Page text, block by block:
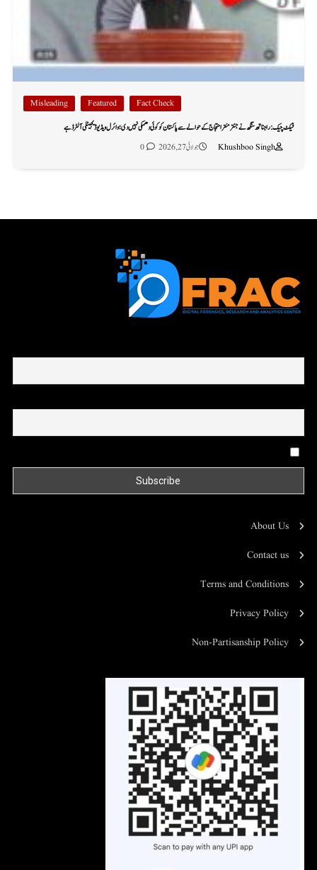
Fact Check
Featured
Misleading
فیکٹ چیک: راجناتھ سنگھ نے جنتر منتر احتجاج کے حوالے سے پاکستان کو کوئی دھمکی نہیں دی؛ وائرل ویڈیو ڈیجیٹلی آلٹرڈ ہے
Khushboo Singh
جولائی 27, 2026 0
About Us
Contact us
Terms and Conditions
Privacy Policy
Non-Partisanship Policy